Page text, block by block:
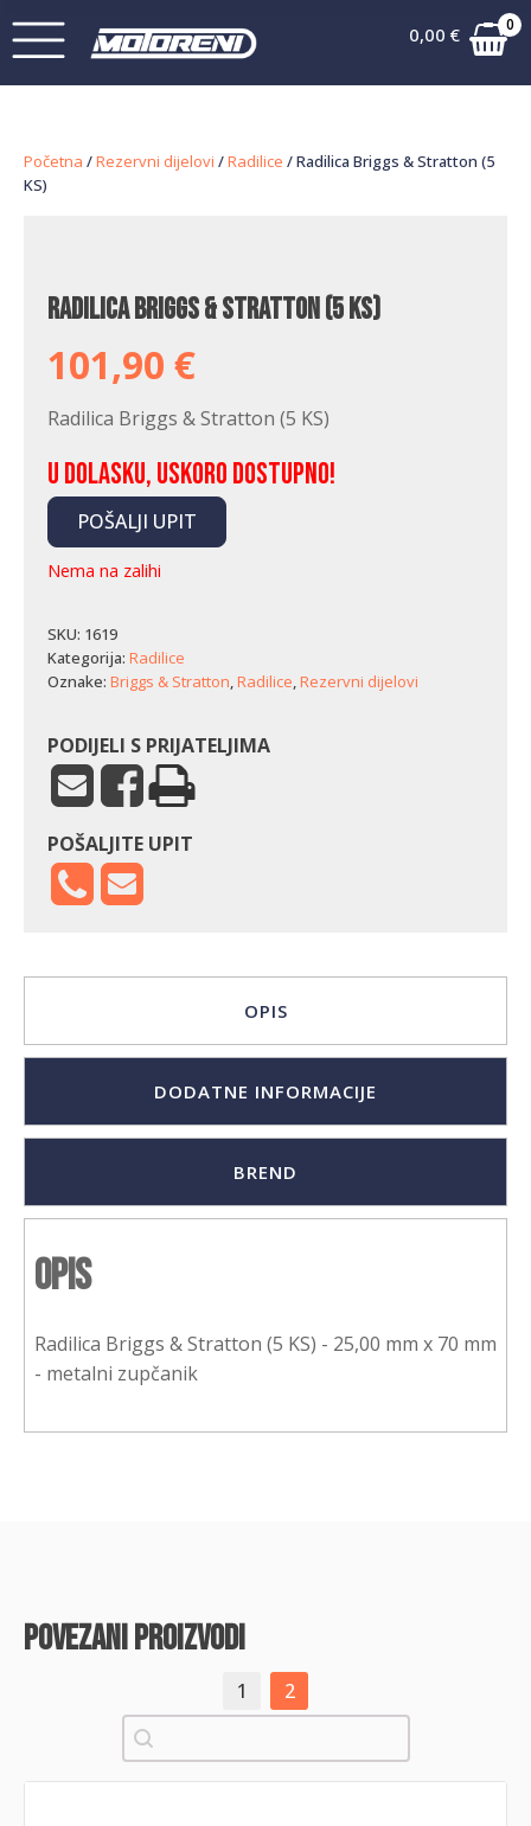
0,00 € 0
Početna /Rezervni dijelovi /Radilice / Radilica Briggs & Stratton (5
KS)
Radilica Briggs & Stratton (5 KS)
101,90 €
Radilica Briggs & Stratton (5 KS)
U dolasku, uskoro dostupno!
POŠALJI UPIT
Nema na zalihi
SKU: 1619
Kategorija: Radilice
Oznake: Briggs & Stratton,Radilice,Rezervni dijelovi
PODIJELI S PRIJATELJIMA
POŠALJITE UPIT
OPIS
DODATNE INFORMACIJE
BREND
Opis
Radilica Briggs & Stratton (5 KS) - 25,00 mm x 70 mm
- metalni zupčanik
povezani proizvodi
1
2
Pretraži